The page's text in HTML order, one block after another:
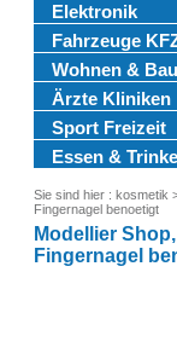
Elektronik
Fahrzeuge
Wohnen &
Ärzte Kliniken
Sport Freizeit
Essen &
Sie sind hier : kosmetik
Fingernagel benoetigt
Modellier
Fingernagel